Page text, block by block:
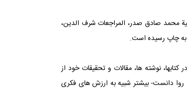
محمد صادق صدر، المراجعات شرف الدین،
به چاپ رسیده است.
نوشته‏ ها، مقالات و تحقیقات خود از
دانست- بیشتر شبیه به ارزش های فکری